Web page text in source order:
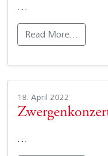
…
Read More…
18. April 2022
…